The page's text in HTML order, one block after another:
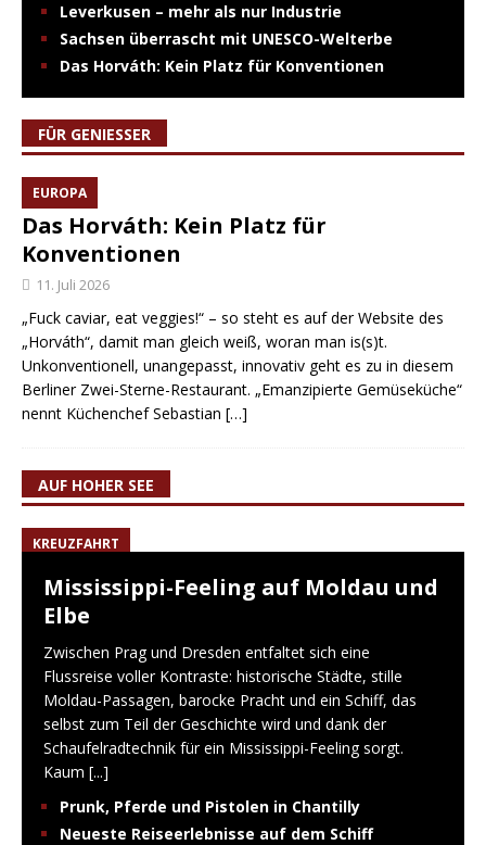
Leverkusen – mehr als nur Industrie
Sachsen überrascht mit UNESCO-Welterbe
Das Horváth: Kein Platz für Konventionen
FÜR GENIESSER
EUROPA
Das Horváth: Kein Platz für
Konventionen
11. Juli 2026
„Fuck caviar, eat veggies!“ – so steht es auf der Website des
„Horváth“, damit man gleich weiß, woran man is(s)t.
Unkonventionell, unangepasst, innovativ geht es zu in diesem
Berliner Zwei-Sterne-Restaurant. „Emanzipierte Gemüseküche“
nennt Küchenchef Sebastian […]
AUF HOHER SEE
KREUZFAHRT
Mississippi-Feeling auf Moldau und
Elbe
Zwischen Prag und Dresden entfaltet sich eine
Flussreise voller Kontraste: historische Städte, stille
Moldau-Passagen, barocke Pracht und ein Schiff, das
selbst zum Teil der Geschichte wird und dank der
Schaufelradtechnik für ein Mississippi-Feeling sorgt.
Kaum [...]
Prunk, Pferde und Pistolen in Chantilly
Neueste Reiseerlebnisse auf dem Schiff